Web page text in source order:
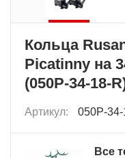
Кольца
Picatinny на
(050P-34-18-
Артикул: 050P-34-
Все